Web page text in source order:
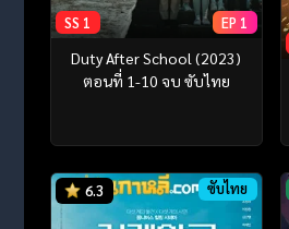
SS 1 EP 1
Duty After School (2023)
ตอนที่ 1-10 จบ ซับไทย
6.3 ซับไทย